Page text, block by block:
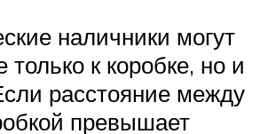
наличники могут
только к коробке, но и
расстояние между
превышает